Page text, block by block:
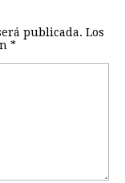
publicada. Los
*